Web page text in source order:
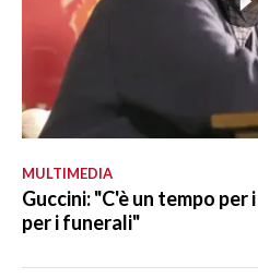
MULTIMEDIA
Guccini: "C'è un tempo per
per i funerali"